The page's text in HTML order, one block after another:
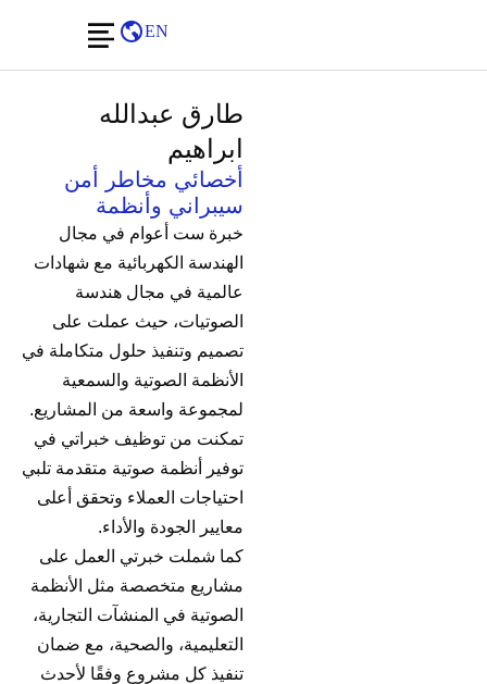
EN
طارق عبدالله
ابراهيم
أخصائي مخاطر أمن
سيبراني وأنظمة
خبرة ست أعوام في مجال
الهندسة الكهربائية مع شهادات
عالمية في مجال هندسة
الصوتيات، حيث عملت على
تصميم وتنفيذ حلول متكاملة في
الأنظمة الصوتية والسمعية
لمجموعة واسعة من المشاريع.
تمكنت من توظيف خبراتي في
توفير أنظمة صوتية متقدمة تلبي
احتياجات العملاء وتحقق أعلى
معايير الجودة والأداء.
كما شملت خبرتي العمل على
مشاريع متخصصة مثل الأنظمة
الصوتية في المنشآت التجارية،
التعليمية، والصحية، مع ضمان
تنفيذ كل مشروع وفقًا لأحدث